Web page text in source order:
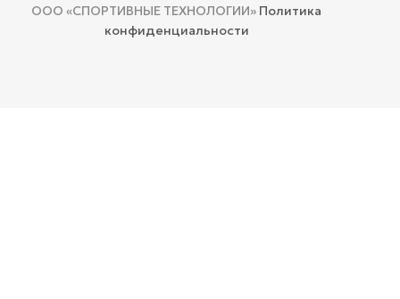
ООО «СПОРТИВНЫЕ ТЕХНОЛОГИИ» Политика
конфиденциальности